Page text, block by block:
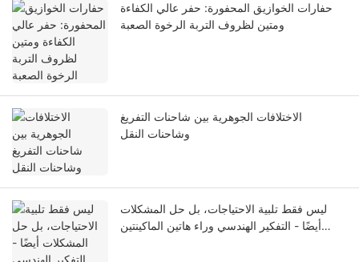
حفارات الخوازيق المحفورة: حفر عالي الكفاءة
ومتين لظروف التربة الرخوة الصعبة
الاختلافات الجوهرية بين شاحنات التفريغ
وشاحنات النقل
ليس فقط تلبية الاحتياجات، بل حل المشكلات
أيضًا - التفكير الهندسي وراء هاتين الماكينتين